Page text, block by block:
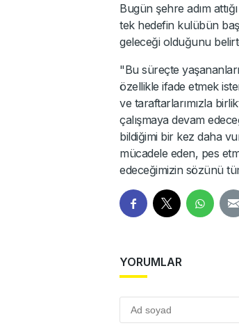
Bugün şehre adım
tek hedefin kulübün
geleceği olduğunu
"Bu süreçte
özellikle ifade etmek
ve taraftarlarımızla
çalışmaya devam
bildiğimi bir kez daha
mücadele eden, pes
edeceğimizin sözünü
YORUMLAR